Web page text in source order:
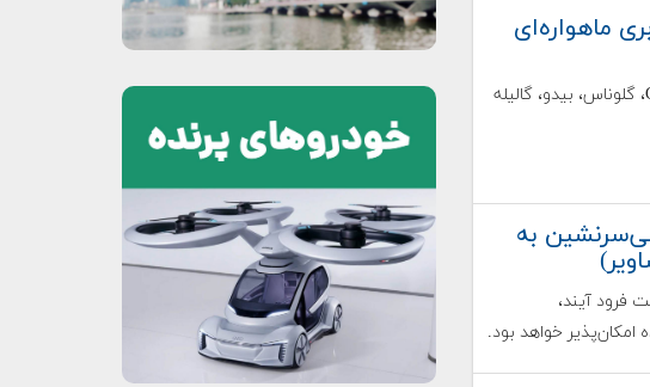
ماهواره‌ای
ترجمه و تألیف: مصطفی قدوسی / شامل GPS، گلوناس، بیدو، گالیله
بی‌سرنشین به
فرود آیند،
خواهد بود.